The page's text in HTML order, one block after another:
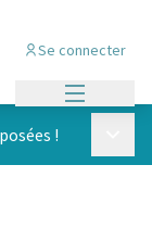
Se connecter
!